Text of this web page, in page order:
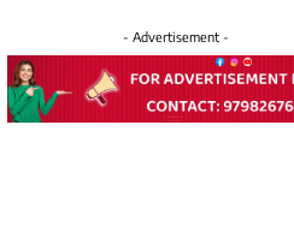
- Advertisement -